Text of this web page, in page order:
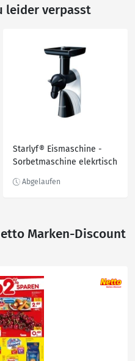
leider verpasst
Starlyf® Eismaschine -
Sorbetmaschine elekrtisch
Marken-Discount